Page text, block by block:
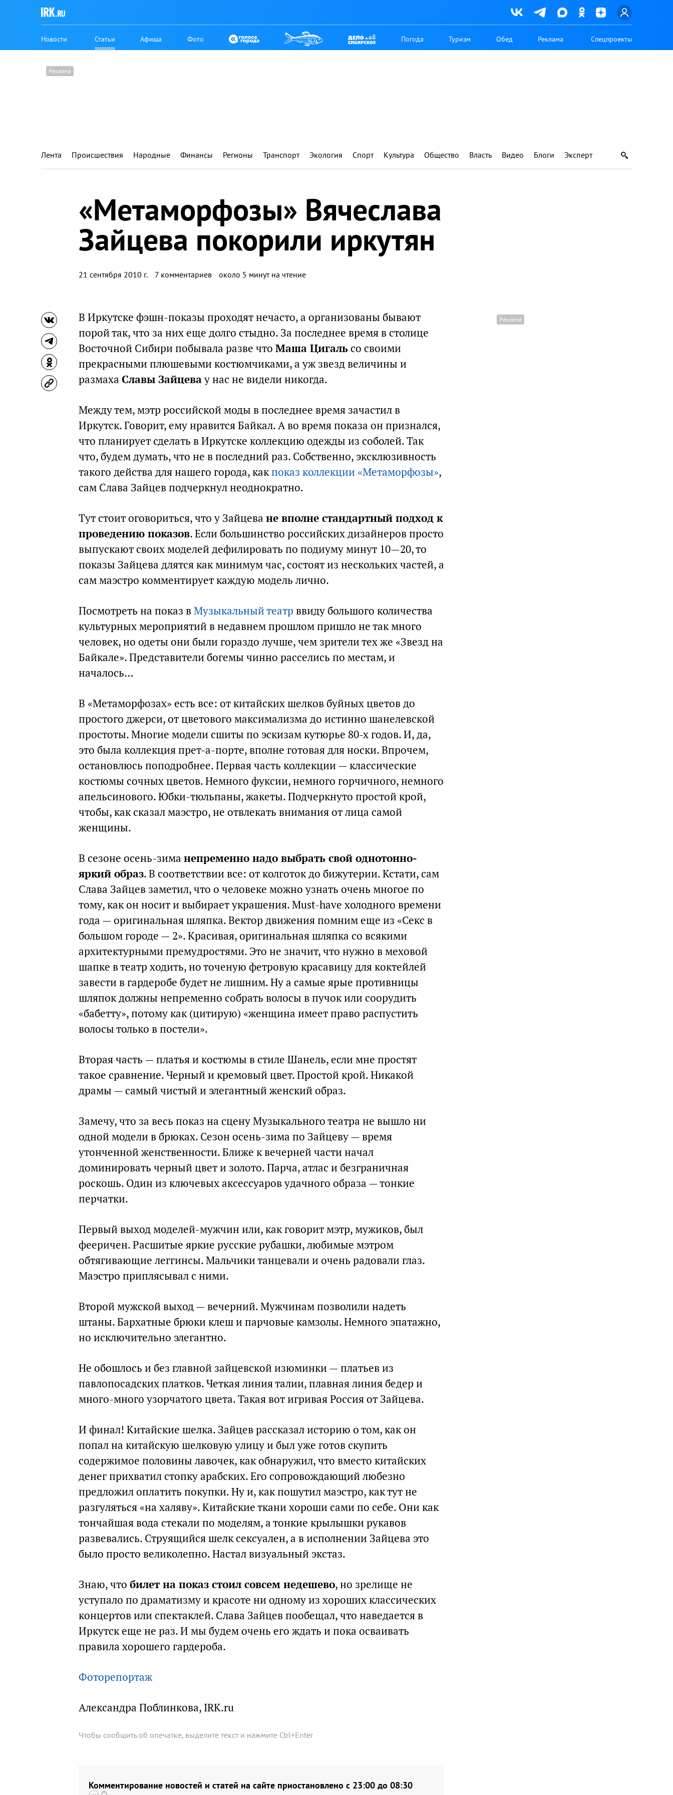
Новости Статьи Афиша Фото Погода Туризм Обед Реклама Спецпроекты
Лента Происшествия Народные Финансы Регионы Транспорт Экология Спорт Культура Общество Власть Видео Блоги Эксперт
«Метаморфозы» Вячеслава
Зайцева покорили иркутян
21 сентября 2010 г. 7 комментариев около 5 минут на чтение
В Иркутске фэшн-показы проходят нечасто, а организованы бывают
порой так, что за них еще долго стыдно. За последнее время в столице
Восточной Сибири побывала разве что Маша Цигальсо своими
прекрасными плюшевыми костюмчиками, а уж звезд величины и
размаха Славы Зайцевау нас не видели никогда.
Между тем, мэтр российской моды в последнее время зачастил в
Иркутск. Говорит, ему нравится Байкал. А во время показа он признался,
что планирует сделать в Иркутске коллекцию одежды из соболей. Так
что, будем думать, что не в последний раз. Собственно, эксклюзивность
такого действа для нашего города, какпоказ коллекции «Метаморфозы»,
сам Слава Зайцев подчеркнул неоднократно.
Тут стоит оговориться, что у Зайцева не вполне стандартный подход к
проведению показов. Если большинство российских дизайнеров просто
выпускают своих моделей дефилировать по подиуму минут 10—20, то
показы Зайцева длятся как минимум час, состоят из нескольких частей, а
сам маэстро комментирует каждую модель лично.
Посмотреть на показ в Музыкальный театр ввиду большого количества
культурных мероприятий в недавнем прошлом пришло не так много
человек, но одеты они были гораздо лучше, чем зрители тех же «Звезд на
Байкале». Представители богемы чинно расселись по местам, и
началось…
В «Метаморфозах» есть все: от китайских шелков буйных цветов до
простого джерси, от цветового максимализма до истинно шанелевской
простоты. Многие модели сшиты по эскизам кутюрье 80-х годов. И, да,
это была коллекция прет-а-порте, вполне готовая для носки. Впрочем,
остановлюсь поподробнее. Первая часть коллекции — классические
костюмы сочных цветов. Немного фуксии, немного горчичного, немного
апельсинового. Юбки-тюльпаны, жакеты. Подчеркнуто простой крой,
чтобы, как сказал маэстро, не отвлекать внимания от лица самой
женщины.
В сезоне осень-зима непременно надо выбрать свой однотонно-
яркий образ. В соответствии все: от колготок до бижутерии. Кстати, сам
Слава Зайцев заметил, что о человеке можно узнать очень многое по
тому, как он носит и выбирает украшения. Must-have холодного времени
года — оригинальная шляпка. Вектор движения помним еще из «Секс в
большом городе — 2». Красивая, оригинальная шляпка со всякими
архитектурными премудростями. Это не значит, что нужно в меховой
шапке в театр ходить, но точеную фетровую красавицу для коктейлей
завести в гардеробе будет не лишним. Ну а самые ярые противницы
шляпок должны непременно собрать волосы в пучок или соорудить
«бабетту», потому как (цитирую) «женщина имеет право распустить
волосы только в постели».
Вторая часть — платья и костюмы в стиле Шанель, если мне простят
такое сравнение. Черный и кремовый цвет. Простой крой. Никакой
драмы — самый чистый и элегантный женский образ.
Замечу, что за весь показ на сцену Музыкального театра не вышло ни
одной модели в брюках. Сезон осень-зима по Зайцеву — время
утонченной женственности. Ближе к вечерней части начал
доминировать черный цвет и золото. Парча, атлас и безграничная
роскошь. Один из ключевых аксессуаров удачного образа — тонкие
перчатки.
Первый выход моделей-мужчин или, как говорит мэтр, мужиков, был
фееричен. Расшитые яркие русские рубашки, любимые мэтром
обтягивающие леггинсы. Мальчики танцевали и очень радовали глаз.
Маэстро приплясывал с ними.
Второй мужской выход — вечерний. Мужчинам позволили надеть
штаны. Бархатные брюки клеш и парчовые камзолы. Немного эпатажно,
но исключительно элегантно.
Не обошлось и без главной зайцевской изюминки — платьев из
павлопосадских платков. Четкая линия талии, плавная линия бедер и
много-много узорчатого цвета. Такая вот игривая Россия от Зайцева.
И финал! Китайские шелка. Зайцев рассказал историю о том, как он
попал на китайскую шелковую улицу и был уже готов скупить
содержимое половины лавочек, как обнаружил, что вместо китайских
денег прихватил стопку арабских. Его сопровождающий любезно
предложил оплатить покупки. Ну и, как пошутил маэстро, как тут не
разгуляться «на халяву». Китайские ткани хороши сами по себе. Они как
тончайшая вода стекали по моделям, а тонкие крылышки рукавов
развевались. Струящийся шелк сексуален, а в исполнении Зайцева это
было просто великолепно. Настал визуальный экстаз.
Знаю, что билет на показ стоил совсем недешево, но зрелище не
уступало по драматизму и красоте ни одному из хороших классических
концертов или спектаклей. Слава Зайцев пообещал, что наведается в
Иркутск еще не раз. И мы будем очень его ждать и пока осваивать
правила хорошего гардероба.
Фоторепортаж
Александра Поблинкова, IRK.ru
Чтобы сообщить об опечатке, выделите текст и нажмите Ctrl+Enter
Комментирование новостей и статей на сайте приостановлено с 23:00 до 08:30